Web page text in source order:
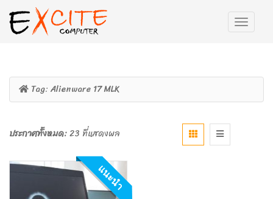
Tag: Alienware 17 MLK
ประกาศทั้งหมด:23 ที่แสดงผล
แนะนำ